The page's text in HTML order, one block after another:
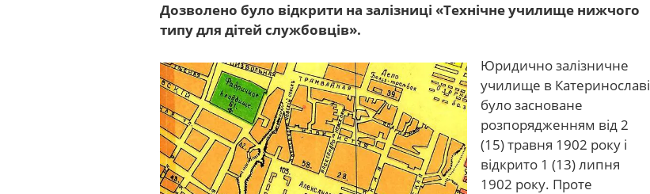
Дозволено було відкрити на залізниці «Технічне училище нижчого
типу для дітей службовців».
Юридично залізничне
училище в Катеринославі
було засноване
розпорядженням від 2
(15) травня 1902 року і
відкрито 1 (13) липня
1902 року. Проте